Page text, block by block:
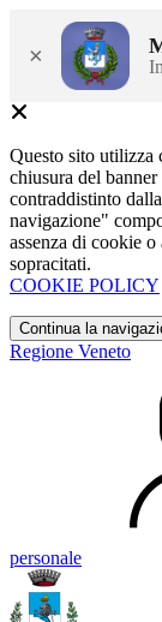
×
Questo sito utilizza
chiusura del
contraddistinto
navigazione"
assenza di cookie
sopracitati.
COOKIE POLICY
Continua la
Regione Veneto
personale